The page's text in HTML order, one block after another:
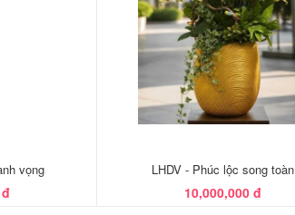
vọng LHDV - Phúc lộc song toàn
10,000,000 đ